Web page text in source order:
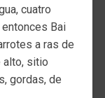
cuatro
Bai
a ras de
alto, sitio
gordas, de